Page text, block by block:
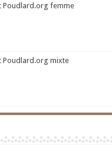
Poudlard.org femme
Poudlard.org mixte